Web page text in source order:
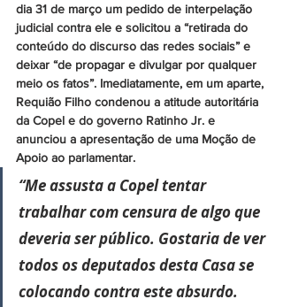
dia 31 de março um pedido de interpelação
judicial contra ele e solicitou a “retirada do
conteúdo do discurso das redes sociais” e
deixar “de propagar e divulgar por qualquer
meio os fatos”. Imediatamente, em um aparte,
Requião Filho condenou a atitude autoritária
da Copel e do governo Ratinho Jr. e
anunciou a apresentação de uma Moção de
Apoio ao parlamentar.
“Me assusta a Copel tentar
trabalhar com censura de algo que
deveria ser público. Gostaria de ver
todos os deputados desta Casa se
colocando contra este absurdo.